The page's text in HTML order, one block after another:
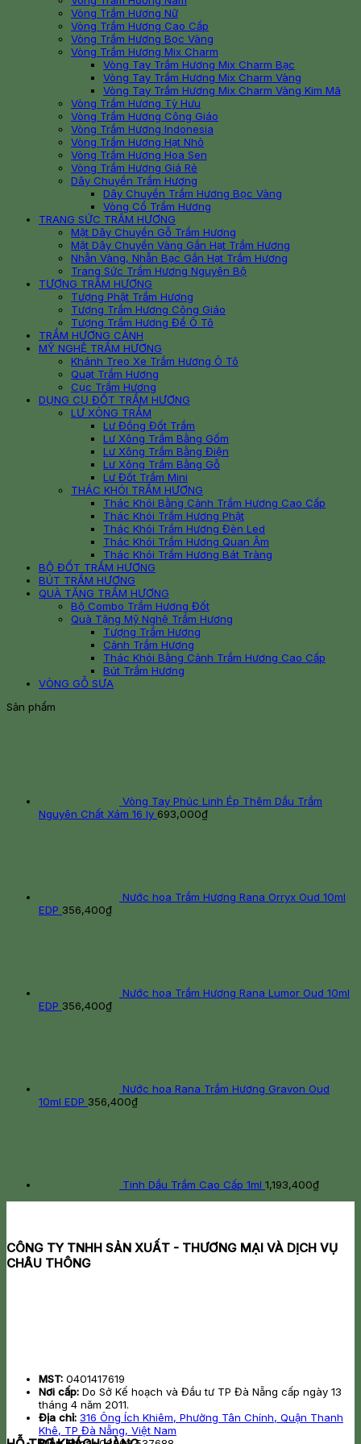
Vòng Trầm Hương Nữ
Vòng Trầm Hương Cao Cấp
Vòng Trầm Hương Bọc Vàng
Vòng Trầm Hương Mix Charm
Vòng Tay Trầm Hương Mix Charm Bạc
Vòng Tay Trầm Hương Mix Charm Vàng
Vòng Tay Trầm Hương Mix Charm Vàng Kim Mã
Vòng Trầm Hương Tỳ Hưu
Vòng Trầm Hương Công Giáo
Vòng Trầm Hương Indonesia
Vòng Trầm Hương Hạt Nhỏ
Vòng Trầm Hương Hoa Sen
Vòng Trầm Hương Giá Rẻ
Dây Chuyền Trầm Hương
Dây Chuyền Trầm Hương Bọc Vàng
Vòng Cổ Trầm Hương
TRANG SỨC TRẦM HƯƠNG
Mặt Dây Chuyền Gỗ Trầm Hương
Mặt Dây Chuyền Vàng Gắn Hạt Trầm Hương
Nhẫn Vàng, Nhẫn Bạc Gắn Hạt Trầm Hương
Trang Sức Trầm Hương Nguyên Bộ
TƯỢNG TRẦM HƯƠNG
Tượng Phật Trầm Hương
Tượng Trầm Hương Công Giáo
Tượng Trầm Hương Để Ô Tô
TRẦM HƯƠNG CẢNH
MỸ NGHỆ TRẦM HƯƠNG
Khánh Treo Xe Trầm Hương Ô Tô
Quạt Trầm Hương
Cục Trầm Hương
DỤNG CỤ ĐỐT TRẦM HƯƠNG
LƯ XÔNG TRẦM
Lư Đồng Đốt Trầm
Lư Xông Trầm Bằng Gốm
Lư Xông Trầm Bằng Điện
Lư Xông Trầm Bằng Gỗ
Lư Đốt Trầm Mini
THÁC KHÓI TRẦM HƯƠNG
Thác Khói Bằng Cảnh Trầm Hương Cao Cấp
Thác Khói Trầm Hương Phật
Thác Khói Trầm Hương Đèn Led
Thác Khói Trầm Hương Quan Âm
Thác Khói Trầm Hương Bát Tràng
BỘ ĐỐT TRẦM HƯƠNG
BÚT TRẦM HƯƠNG
QUÀ TẶNG TRẦM HƯƠNG
Bộ Combo Trầm Hương Đốt
Quà Tặng Mỹ Nghệ Trầm Hương
Tượng Trầm Hương
Cảnh Trầm Hương
Thác Khói Bằng Cảnh Trầm Hương Cao Cấp
Bút Trầm Hương
VÒNG GỖ SƯA
Sản phẩm
Vòng Tay Phúc Linh Ép Thêm Dầu Trầm
Nguyên Chất Xám 16 ly 693,000₫
Nước hoa Trầm Hương Rana Orryx Oud 10ml
EDP 356,400₫
Nước hoa Trầm Hương Rana Lumor Oud 10ml
EDP 356,400₫
Nước hoa Rana Trầm Hương Gravon Oud
10ml EDP 356,400₫
Tinh Dầu Trầm Cao Cấp 1ml 1,193,400₫
CÔNG TY TNHH SẢN XUẤT - THƯƠNG MẠI VÀ DỊCH VỤ
CHÂU THÔNG
MST: 0401417619
Nơi cấp: Do Sở Kế hoạch và Đầu tư TP Đà Nẵng cấp ngày 13
tháng 4 năm 2011.
Địa chỉ: 316 Ông Ích Khiêm, Phường Tân Chính, Quận Thanh
Khê, TP Đà Nẵng, Việt Nam